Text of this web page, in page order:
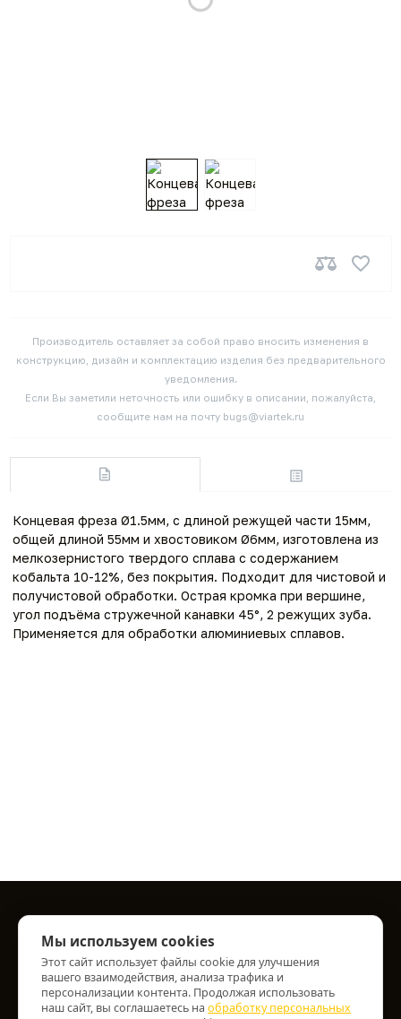
Производитель оставляет за собой право вносить изменения в
конструкцию, дизайн и комплектацию изделия без предварительного
уведомления.
Если Вы заметили неточность или ошибку в описании, пожалуйста,
сообщите нам на почту bugs@viartek.ru
Концевая фреза Ø1.5мм, с длиной режущей части 15мм,
общей длиной 55мм и хвостовиком Ø6мм, изготовлена из
мелкозернистого твердого сплава с содержанием
кобальта 10-12%, без покрытия. Подходит для чистовой и
получистовой обработки. Острая кромка при вершине,
угол подъёма стружечной канавки 45°, 2 режущих зуба.
Применяется для обработки алюминиевых сплавов.
О нас
Информация о доставке
Персональные данные
Мы используем cookies
Этот сайт использует файлы cookie для улучшения
вашего взаимодействия, анализа трафика и
персонализации контента. Продолжая использовать
наш сайт, вы соглашаетесь на обработку персональных